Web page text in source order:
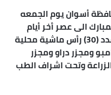
أسوان يوم الجمعه
الى عصر أخر أيام
التشريق في الانطلاق لذبح عدد (30) رأس ماشية محلية
ومجزر دراو ومجزر
وتحت اشراف الطب